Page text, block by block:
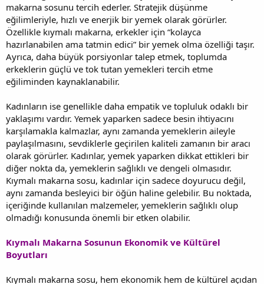
makarna sosunu tercih ederler. Stratejik düşünme
eğilimleriyle, hızlı ve enerjik bir yemek olarak görürler.
Özellikle kıymalı makarna, erkekler için “kolayca
hazırlanabilen ama tatmin edici” bir yemek olma özelliği taşır.
Ayrıca, daha büyük porsiyonlar talep etmek, toplumda
erkeklerin güçlü ve tok tutan yemekleri tercih etme
eğiliminden kaynaklanabilir.
Kadınların ise genellikle daha empatik ve topluluk odaklı bir
yaklaşımı vardır. Yemek yaparken sadece besin ihtiyacını
karşılamakla kalmazlar, aynı zamanda yemeklerin aileyle
paylaşılmasını, sevdiklerle geçirilen kaliteli zamanın bir aracı
olarak görürler. Kadınlar, yemek yaparken dikkat ettikleri bir
diğer nokta da, yemeklerin sağlıklı ve dengeli olmasıdır.
Kıymalı makarna sosu, kadınlar için sadece doyurucu değil,
aynı zamanda besleyici bir öğün haline gelebilir. Bu noktada,
içeriğinde kullanılan malzemeler, yemeklerin sağlıklı olup
olmadığı konusunda önemli bir etken olabilir.
Kıymalı Makarna Sosunun Ekonomik ve Kültürel
Boyutları
Kıymalı makarna sosu, hem ekonomik hem de kültürel açıdan